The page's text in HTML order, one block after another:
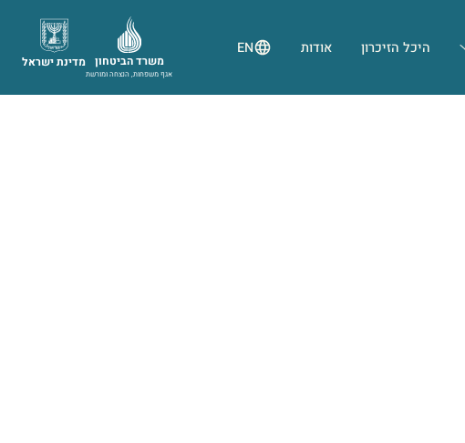
היכל הזיכרון אודות EN
מדינת ישראל משרד הביטחון
אגף משפחות, הנצחה ומורשת